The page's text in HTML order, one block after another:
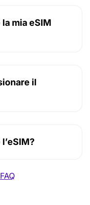
mia eSIM
il